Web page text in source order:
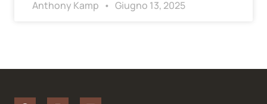
Anthony Kamp Giugno 13, 2025